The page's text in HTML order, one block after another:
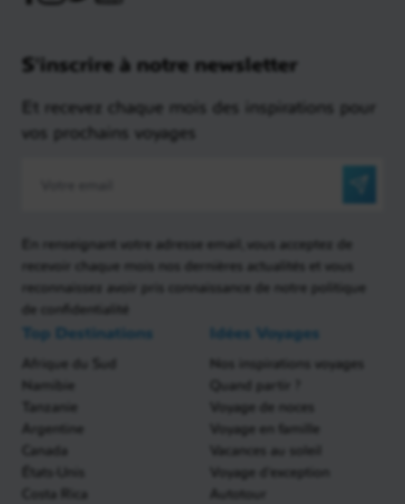
S'inscrire à notre newsletter
Et recevez chaque mois des inspirations pour
vos prochains voyages
En renseignant votre adresse email, vous acceptez de
recevoir chaque mois nos dernières actualités et vous
reconnaissez avoir pris connaissance de notre politique
de confidentialité
Top Destinations
Afrique du Sud
Namibie
Tanzanie
Argentine
Canada
États-Unis
Costa Rica
Idées Voyages
Nos inspirations voyages
Quand partir ?
Voyage de noces
Voyage en famille
Vacances au soleil
Voyage d'exception
Autotour